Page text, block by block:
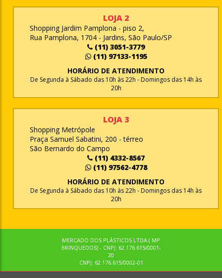
LOJA 2
Shopping Jardim Pamplona - piso 2,
Rua Pamplona, 1704 - Jardins, São Paulo/SP
(11) 3051-3779
(11) 97133-1195
HORÁRIO DE ATENDIMENTO
De Segunda à Sábado das 10h às 22h - Domingos das 14h às
20h
LOJA 3
Shopping Metrópole
Praça Samuel Sabatini, 200 - térreo
São Bernardo do Campo
(11) 4332-8567
(11) 97562-4778
HORÁRIO DE ATENDIMENTO
De Segunda à Sábado das 10h às 22h - Domingos das 14h às
20h
MERCADO DOS PLÁSTICOS LTDA ( MP
BRINQUEDOS) - CNPJ: 62.176.615/0001-
20
CNPJ: 62.176.615/0002-01